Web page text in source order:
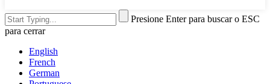
Presione Enter para buscar o ESC
para cerrar
English
French
German